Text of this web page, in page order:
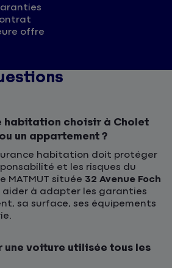
offre
habitation choisir à Cholet
un appartement ?
habitation doit protéger
et les risques du
MATMUT située 32 Avenue Foch
aider à adapter les garanties
sa surface, ses équipements
une voiture utilisée tous les